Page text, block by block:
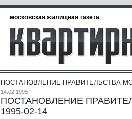
московская жилищная газета
ПОСТАНОВЛЕНИЕ ПРАВИТЕЛЬСТВА
14.02.1995
ПОСТАНОВЛЕНИЕ
1995-02-14